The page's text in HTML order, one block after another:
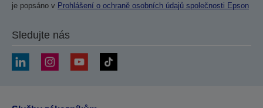
je popsáno v Prohlášení o ochraně osobních údajů společnosti Epson
Sledujte nás